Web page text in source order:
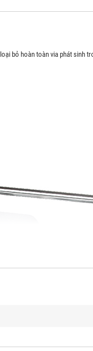
bỏ hoàn toàn via phát sinh